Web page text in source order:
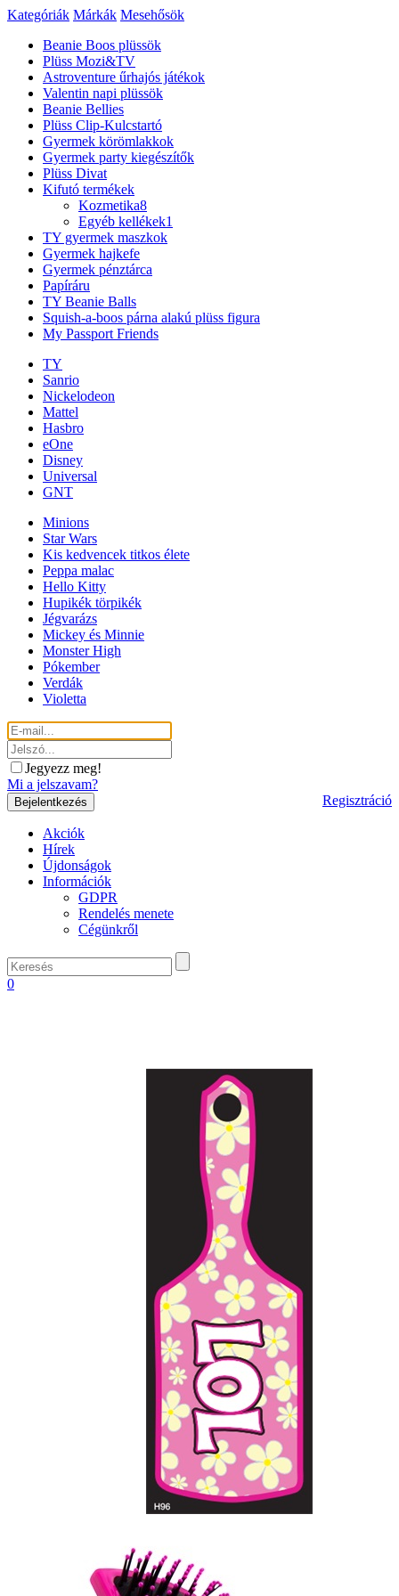
Kategóriák Márkák Mesehősök
Beanie Boos plüssök
Plüss Mozi&TV
Astroventure űrhajós játékok
Valentin napi plüssök
Beanie Bellies
Plüss Clip-Kulcstartó
Gyermek körömlakkok
Gyermek party kiegészítők
Plüss Divat
Kifutó termékek
Kozmetika8
Egyéb kellékek1
TY gyermek maszkok
Gyermek hajkefe
Gyermek pénztárca
Papíráru
TY Beanie Balls
Squish-a-boos párna alakú plüss figura
My Passport Friends
TY
Sanrio
Nickelodeon
Mattel
Hasbro
eOne
Disney
Universal
GNT
Minions
Star Wars
Kis kedvencek titkos élete
Peppa malac
Hello Kitty
Hupikék törpikék
Jégvarázs
Mickey és Minnie
Monster High
Pókember
Verdák
Violetta
Jegyezz meg!
Mi a jelszavam?
Regisztráció
Akciók
Hírek
Újdonságok
Információk
GDPR
Rendelés menete
Cégünkről
0